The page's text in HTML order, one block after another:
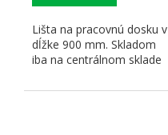
Lišta na pracovnú dosku v
dĺžke 900 mm. Skladom
iba na centrálnom sklade